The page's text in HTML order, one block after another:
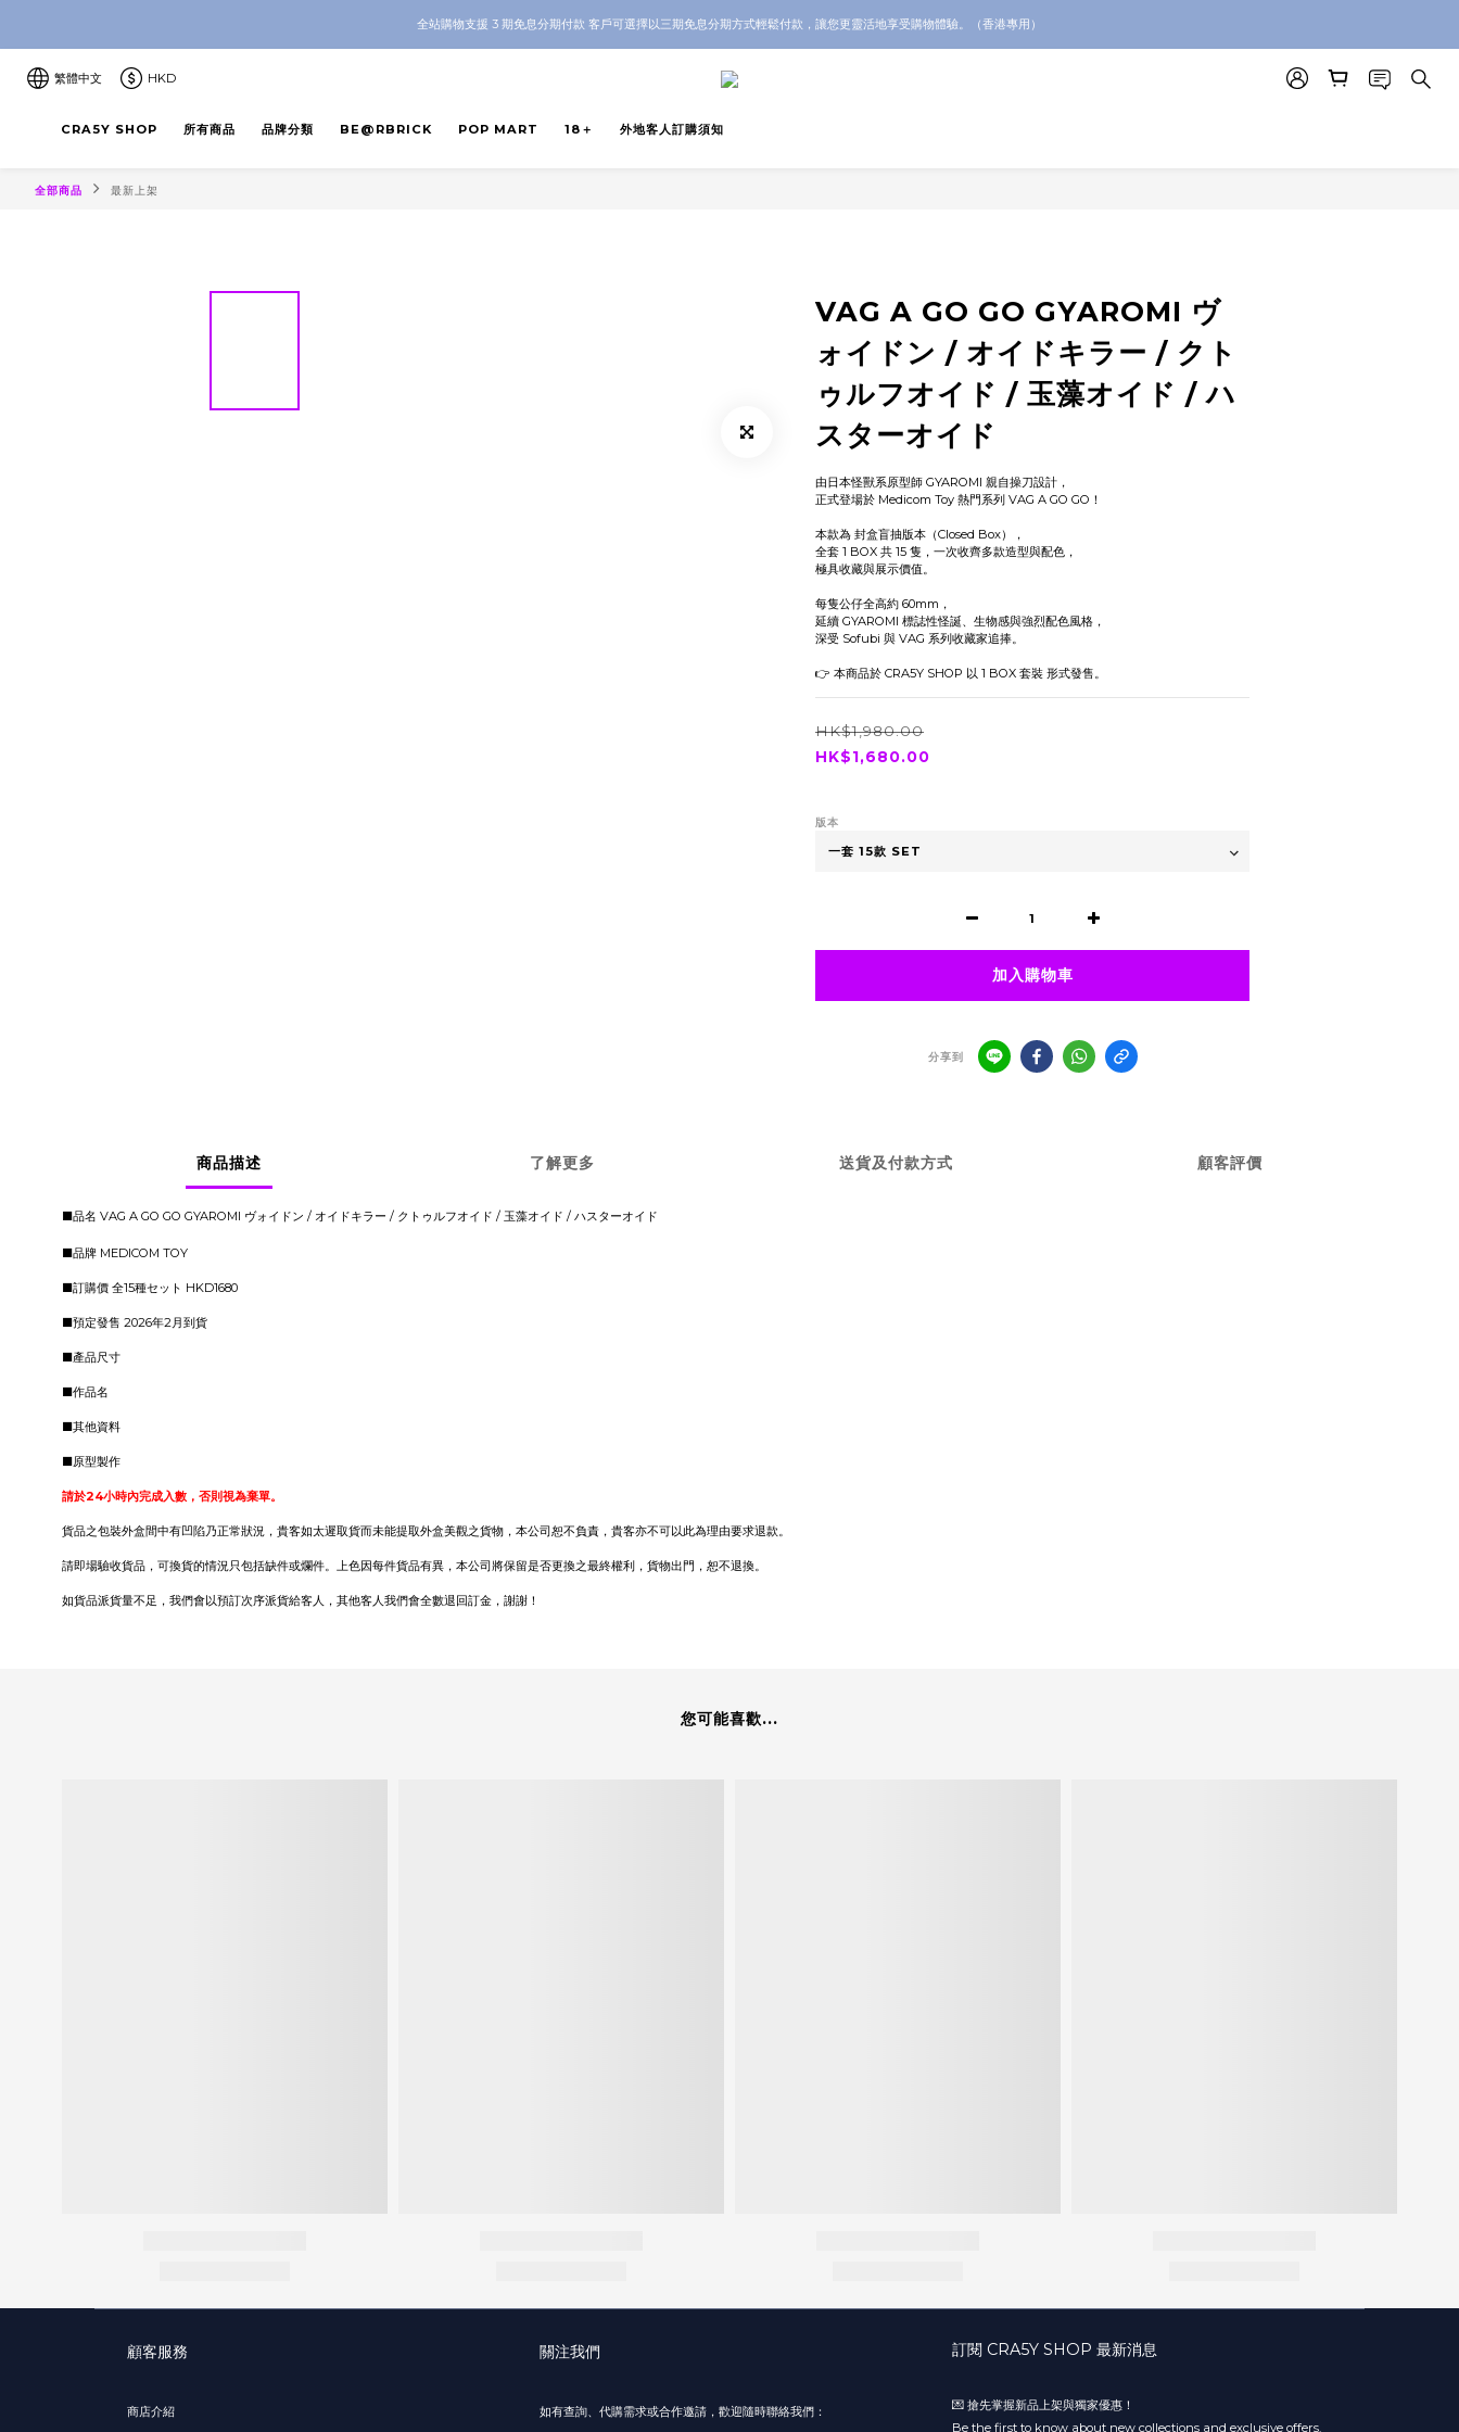
CRA5Y SHOP 全店 100% 正品保證｜支持香港本地 + 海外寄送｜💬 有任何問題？歡迎 WhatsApp 聯絡我們查詢代購服務
全站購物支援 3 期免息分期付款 客戶可選擇以三期免息分期方式輕鬆付款，讓您更靈活地享受購物體驗。（香港專用）
CRA5Y SHOP 全店 100% 正品保證｜支持香港本地 + 海外寄送｜💬 有任何問題？歡迎 WhatsApp 聯絡我們查詢代購服務
繁體中文 HKD
CRA5Y SHOP 所有商品 品牌分類 BE@RBRICK POP MART 18＋ 外地客人訂購須知
全部商品 最新上架
VAG A GO GO GYAROMI ヴ
ォイドン / オイドキラー / クト
ゥルフオイド / 玉藻オイド / ハ
スターオイド
由日本怪獸系原型師 GYAROMI 親自操刀設計，
正式登場於 Medicom Toy 熱門系列 VAG A GO GO！
本款為 封盒盲抽版本（Closed Box），
全套 1 BOX 共 15 隻，一次收齊多款造型與配色，
極具收藏與展示價值。
每隻公仔全高約 60mm，
延續 GYAROMI 標誌性怪誕、生物感與強烈配色風格，
深受 Sofubi 與 VAG 系列收藏家追捧。
👉 本商品於 CRA5Y SHOP 以 1 BOX 套裝 形式發售。
HK$1,980.00
HK$1,680.00
版本
加入購物車
分享到
商品描述 了解更多 送貨及付款方式 顧客評價
■品名 VAG A GO GO GYAROMI ヴォイドン / オイドキラー / クトゥルフオイド / 玉藻オイド / ハスターオイド
■品牌 MEDICOM TOY
■訂購價 全15種セット HKD1680
■預定發售 2026年2月到貨
■產品尺寸
■作品名
■其他資料
■原型製作
請於24小時內完成入數，否則視為棄單。
貨品之包裝外盒間中有凹陷乃正常狀況，貴客如太遲取貨而未能提取外盒美觀之貨物，本公司恕不負責，貴客亦不可以此為理由要求退款。
請即場驗收貨品，可換貨的情況只包括缺件或爛件。上色因每件貨品有異，本公司將保留是否更換之最終權利，貨物出門，恕不退換。
如貨品派貨量不足，我們會以預訂次序派貨給客人，其他客人我們會全數退回訂金，謝謝！
您可能喜歡...
顧客服務
商店介紹
關注我們
如有查詢、代購需求或合作邀請，歡迎隨時聯絡我們：
訂閱 CRA5Y SHOP 最新消息
💌 搶先掌握新品上架與獨家優惠！
Be the first to know about new collections and exclusive offers.